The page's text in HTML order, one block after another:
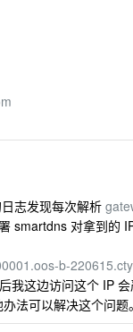
志发现每次解析
smartdns 对拿到的
b-
我这边访问这个 IP
法可以解决这个问题。